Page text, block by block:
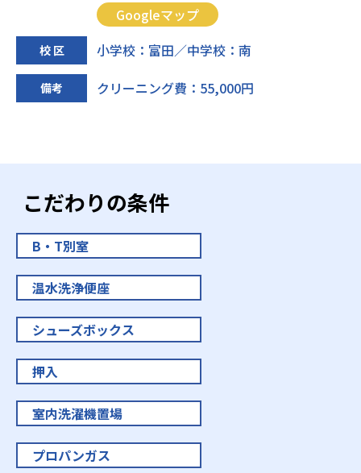
Googleマップ
校 区 小学校：富田／中学校：南
備考 クリーニング費：55,000円
こだわりの条件
B・T別室
温水洗浄便座
シューズボックス
押入
室内洗濯機置場
プロパンガス